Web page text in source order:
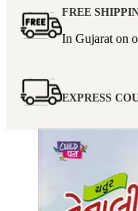
FREE
In Gujarat on
EXPRESS